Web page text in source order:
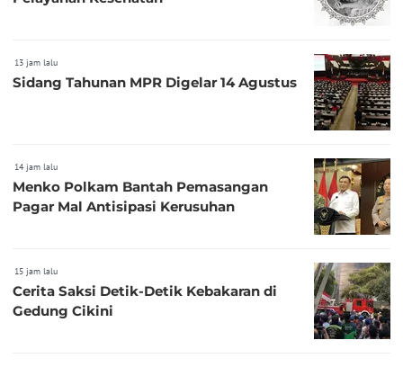
13 jam lalu
Sidang Tahunan MPR Digelar 14 Agustus
14 jam lalu
Menko Polkam Bantah Pemasangan
Pagar Mal Antisipasi Kerusuhan
15 jam lalu
Cerita Saksi Detik-Detik Kebakaran di
Gedung Cikini